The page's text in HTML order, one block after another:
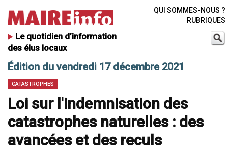
Le quotidien d’information
des élus locaux
QUI SOMMES-NOUS ?
RUBRIQUES
Édition du vendredi 17 décembre 2021
CATASTROPHES
Loi sur l'indemnisation des
catastrophes naturelles : des
avancées et des reculs